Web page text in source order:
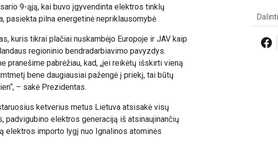
9-ąją, kai buvo įgyvendinta elektros tinklų
pasiekta pilna energetinė nepriklausomybė.
kuris tikrai plačiai nuskambėjo Europoje ir JAV kaip
regioninio bendradarbiavimo pavyzdys.
pranešime pabrėžiau, kad, „jei reikėtų išskirti vieną
bene daugiausiai pažengė į priekį, tai būtų
– sakė Prezidentas.
ketverius metus Lietuva atsisakė visų
elektros generaciją iš atsinaujinančių
elektros importo lygį nuo Ignalinos atominės